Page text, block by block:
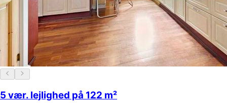
5 vær. lejlighed på 122 m²